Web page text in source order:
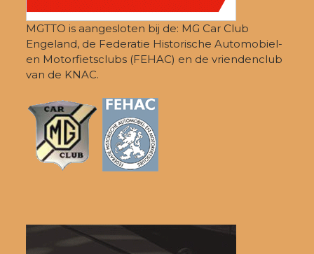
MGTTO is aangesloten bij de: MG Car Club
Engeland, de Federatie Historische Automobiel-
en Motorfietsclubs (FEHAC) en de vriendenclub
van de KNAC.